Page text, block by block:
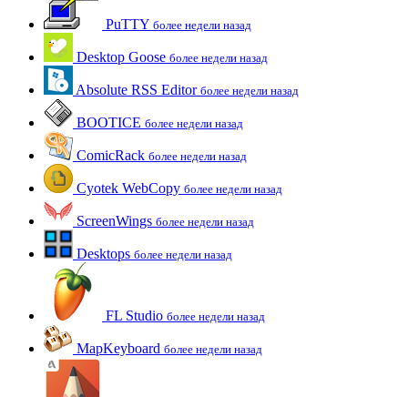
PuTTY более недели назад
Desktop Goose более недели назад
Absolute RSS Editor более недели назад
BOOTICE более недели назад
ComicRack более недели назад
Cyotek WebCopy более недели назад
ScreenWings более недели назад
Desktops более недели назад
FL Studio более недели назад
MapKeyboard более недели назад